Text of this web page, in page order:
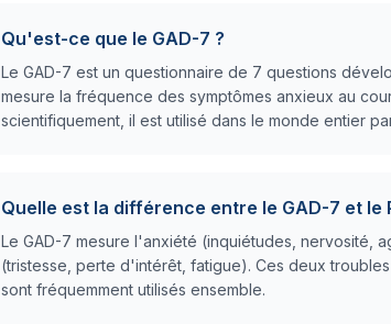
Qu'est-ce que le GAD-7 ?
Le GAD-7 est un questionnaire de 7 questions
mesure la fréquence des symptômes anxieux au
scientifiquement, il est utilisé dans le monde entier
Quelle est la différence entre le GAD-7 et le
Le GAD-7 mesure l'anxiété (inquiétudes, nervosité,
(tristesse, perte d'intérêt, fatigue). Ces deux
sont fréquemment utilisés ensemble.